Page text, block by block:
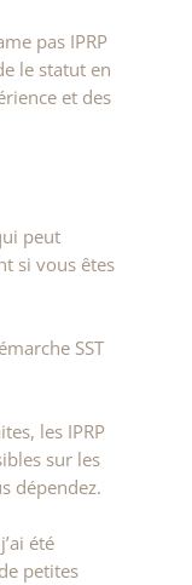
pas IPRP
le statut en
et des
peut
si vous êtes
SST
les IPRP
sur les
dépendez.
été
petites